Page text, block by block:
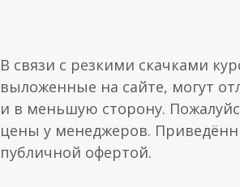
В связи с резкими скачками
выложенные на сайте, могут
и в меньшую сторону.
цены у менеджеров.
публичной офертой.